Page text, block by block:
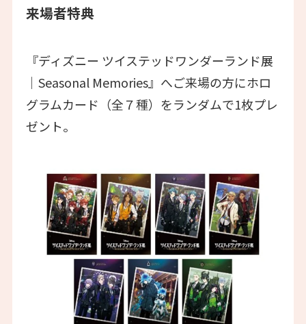
来場者特典
『ディズニー ツイステッドワンダーランド展
│Seasonal Memories』へご来場の方にホロ
グラムカード（全７種）をランダムで1枚プレ
ゼント。